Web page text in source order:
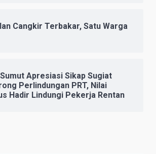
Cangkir Terbakar, Satu Warga
Sumut Apresiasi Sikap Sugiat
Perlindungan PRT, Nilai
Hadir Lindungi Pekerja Rentan